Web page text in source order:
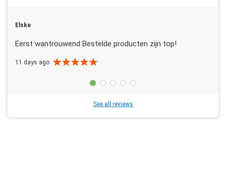
Elske
Eerst wantrouwend Bestelde producten zijn top!
11 days ago
See all reviews